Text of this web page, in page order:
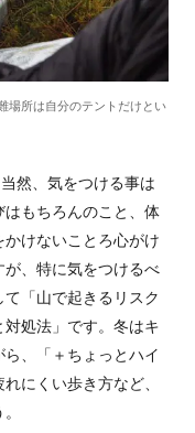
場所は自分のテントだけとい
然、気をつける事は
もちろんのこと、体
けないことろ心がけ
、特に気をつけるべ
「山で起きるリスク
対処法」です。冬はキ
、「＋ちょっとハイ
にくい歩き方など、